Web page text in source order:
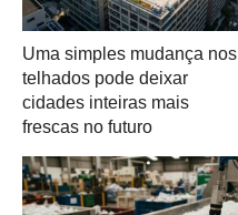
Uma simples mudança nos
telhados pode deixar
cidades inteiras mais
frescas no futuro